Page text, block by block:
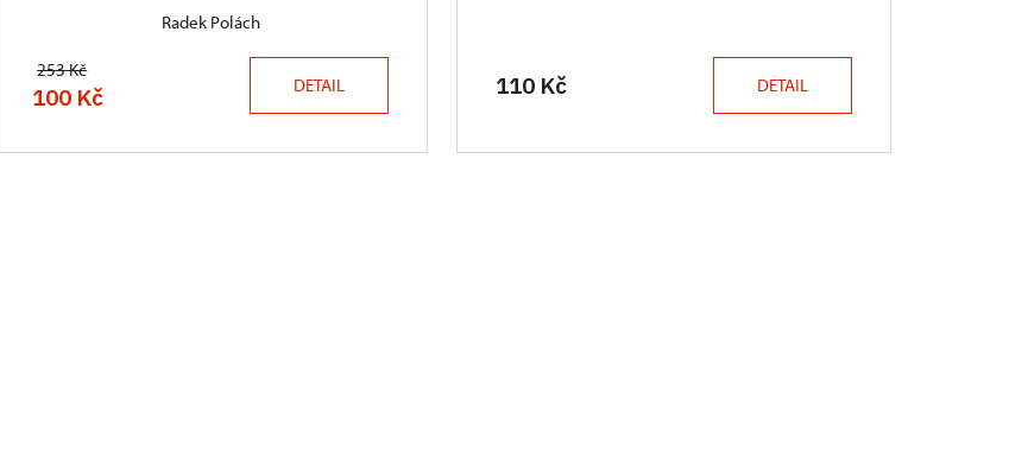
Radek Polách
253 Kč
100 Kč DETAIL 110 Kč DETAIL